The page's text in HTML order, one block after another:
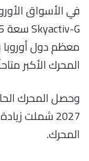
معظم دول أوروبا
المحرك الأكبر
وحصل المحرك
2027 شملت
المحرك.